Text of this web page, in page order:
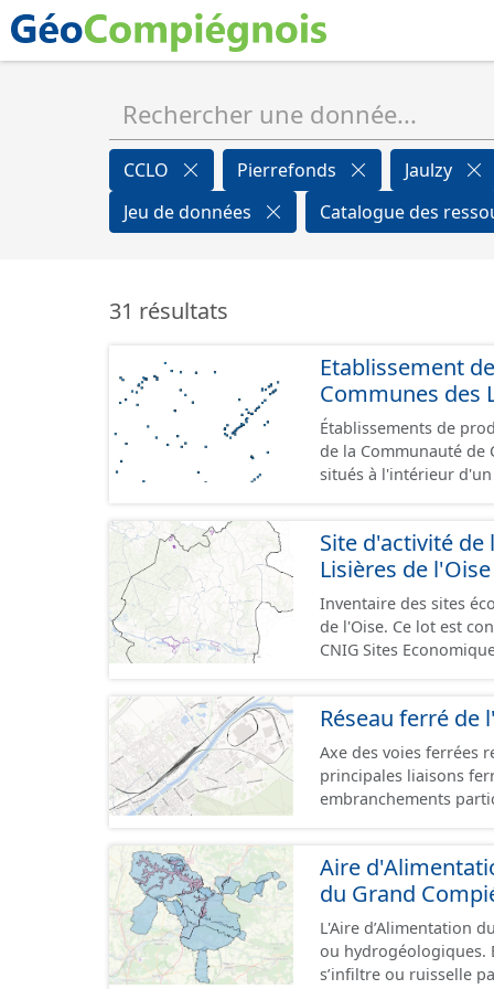
CCLO Pierrefonds Jaulzy
Jeu de données
Catalogue des
31 résultats
Etablissement
Communes des
Établissements de
de la Communauté de
situés à l'intérieur
terrains à vocation
du CNIG se limitant aux
Site d'activité
Lisières de l'Oise
Inventaire des sites
de l'Oise. Ce lot est
CNIG Sites
Réseau ferré de
Axe des voies ferrées
principales liaisons
embranchements
Aire
du Grand
L'Aire d’Alimentation
ou hydrogéologiques.
s’infiltre ou ruisselle